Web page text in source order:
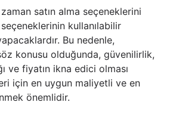
satın alma seçeneklerini
kullanılabilir
Bu nedenle,
konusu olduğunda, güvenilirlik,
ve fiyatın ikna edici olması
için en uygun maliyetli ve en
önemlidir.